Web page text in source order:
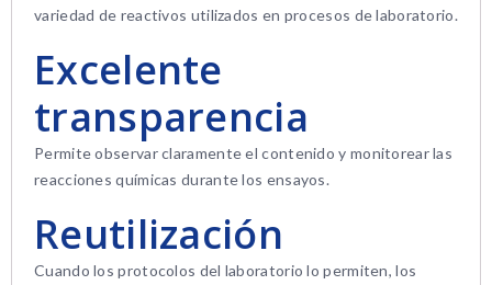
variedad de reactivos utilizados en procesos de laboratorio.
Excelente
transparencia
Permite observar claramente el contenido y monitorear las
reacciones químicas durante los ensayos.
Reutilización
Cuando los protocolos del laboratorio lo permiten, los